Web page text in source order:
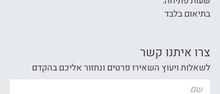
בתיאום בלבד
צרו איתנו קשר
לשאלות ויעוץ השאירו פרטים ונחזור אליכם בהקדם